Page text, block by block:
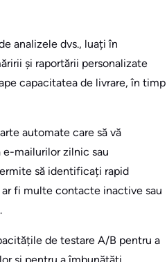
analizele dvs., luați în
și raportării personalizate
capacitatea de livrare, în timp
automate care să vă
mailurilor zilnic sau
să identificați rapid
fi multe contacte inactive sau
de testare A/B pentru a
și pentru a îmbunătăți